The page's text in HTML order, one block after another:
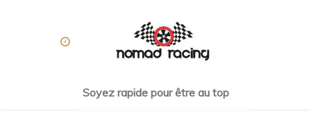
Soyez rapide pour être au top